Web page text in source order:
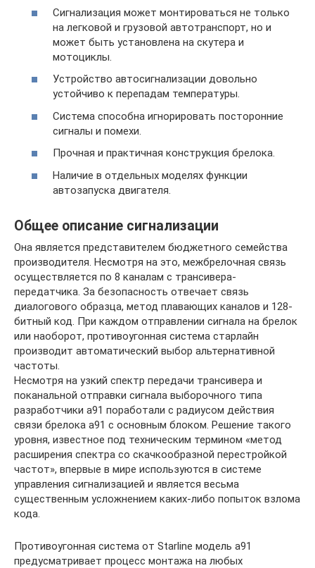
Сигнализация может монтироваться не только
на легковой и грузовой автотранспорт, но и
может быть установлена на скутера и
мотоциклы.
Устройство автосигнализации довольно
устойчиво к перепадам температуры.
Система способна игнорировать посторонние
сигналы и помехи.
Прочная и практичная конструкция брелока.
Наличие в отдельных моделях функции
автозапуска двигателя.
Общее описание сигнализации
Она является представителем бюджетного семейства
производителя. Несмотря на это, межбрелочная связь
осуществляется по 8 каналам с трансивера-
передатчика. За безопасность отвечает связь
диалогового образца, метод плавающих каналов и 128-
битный код. При каждом отправлении сигнала на брелок
или наоборот, противоугонная система старлайн
производит автоматический выбор альтернативной
частоты.
Несмотря на узкий спектр передачи трансивера и
поканальной отправки сигнала выборочного типа
разработчики а91 поработали с радиусом действия
связи брелока а91 с основным блоком. Решение такого
уровня, известное под техническим термином «метод
расширения спектра со скачкообразной перестройкой
частот», впервые в мире используются в системе
управления сигнализацией и является весьма
существенным усложнением каких-либо попыток взлома
кода.
Противоугонная система от Starline модель а91
предусматривает процесс монтажа на любых